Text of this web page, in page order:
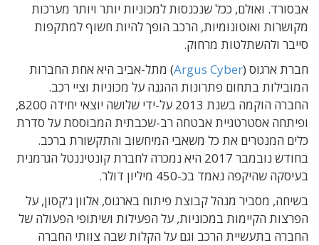
אבסורד. ואולם, ככל שנכנסות למכוניות יותר ויותר מערכות
מקושרות ואוטונומיות, הרכב הופך להיות חשוף למתקפות
סייבר ולהשתלטות מרחוק.
חברת ארגוס (Argus Cyber) מתל-אביב היא אחת החברות
המובילות בתחום פתרונות ההגנה על מכוניות וציי רכב.
החברה
הוקמה בשנת 2013 על-ידי שלושה יוצאי יחידה 8200,
ופיתחה אסטרטגיית אבטחה רב-שכבתית המבוססת על סדרת
כלים המנטרים את כל משאבי המיחשוב והתקשורת ברכב.
בחודש נובמבר 2017 היא נמכרה לחברת קונטיננטל הגרמנית
בעיסקה שהיקפה נאמד בכ-450 מיליון דולר.
בשיחה, מסביר מנהל קבוצת פיתוח בארגוס, אלוון ג'קסון, על
הפרצות הקיימות במכוניות, על הפעילות ושיתופי הפעולה של
החברה בתעשיית הרכב וגם על הקלות שבה צוותי החברה